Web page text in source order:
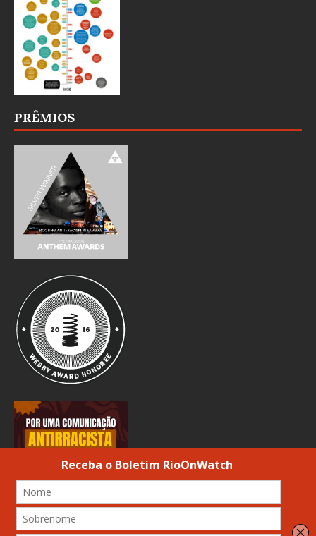
PRÊMIOS